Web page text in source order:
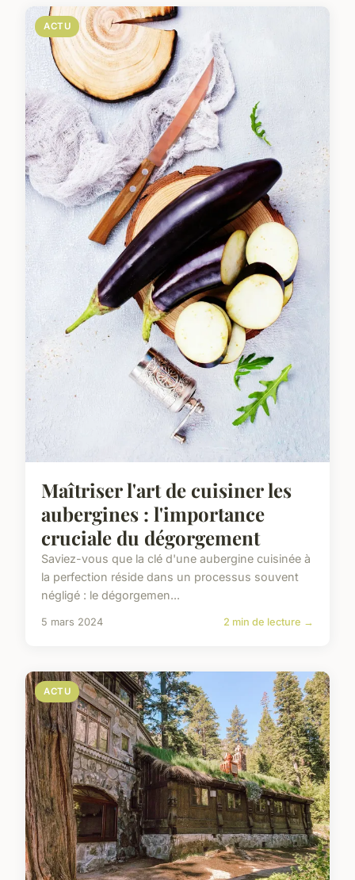
ACTU
Maîtriser l'art de cuisiner les
aubergines : l'importance
cruciale du dégorgement
Saviez-vous que la clé d'une aubergine cuisinée à
la perfection réside dans un processus souvent
négligé : le dégorgemen...
5 mars 2024 2 min de lecture →
ACTU